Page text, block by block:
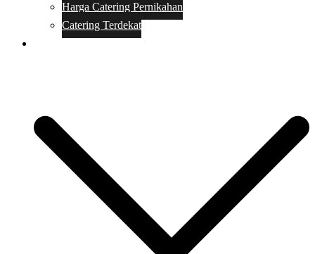
Harga Catering Pernikahan
Catering Terdekat